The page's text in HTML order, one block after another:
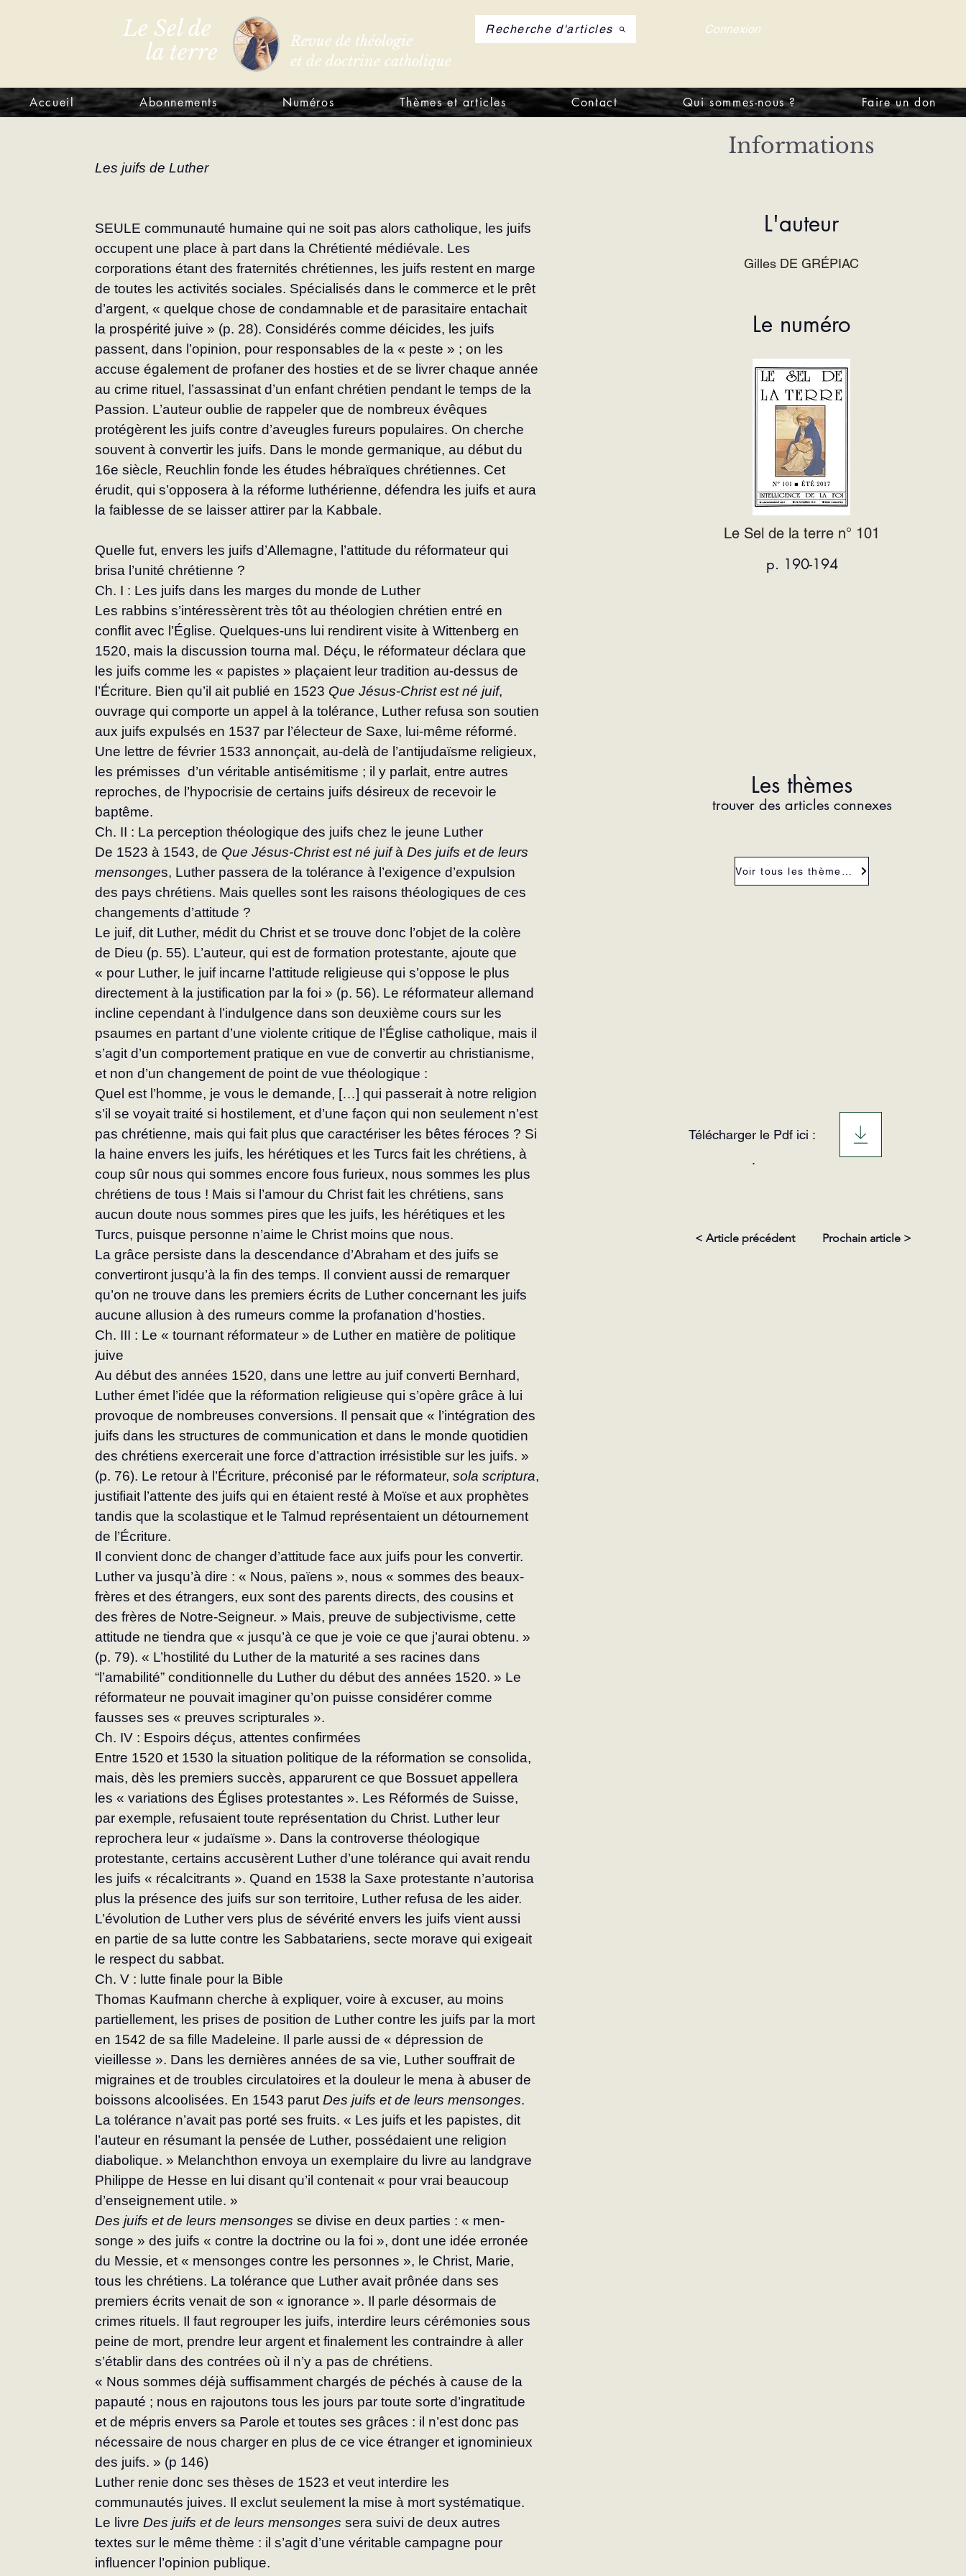
Le Sel de
la terre
Revue de théologie
et de doctrine catholique
Recherche d'articles Connexion
Accueil Abonnements Numéros Thèmes et articles Contact Qui sommes-nous ? Faire un don
Les juifs de Luther
SEULE communauté humaine qui ne soit pas alors catholique, les juifs
occupent une place à part dans la Chrétienté médiévale. Les
corporations étant des fraternités chrétiennes, les juifs restent en marge
de toutes les activités sociales. Spécialisés dans le commerce et le prêt
d’argent, « quelque chose de condamnable et de parasitaire entachait
la prospérité juive » (p. 28). Considérés comme déicides, les juifs
passent, dans l’opinion, pour responsables de la « peste » ; on les
accuse également de profaner des hosties et de se livrer chaque année
au crime rituel, l’assassinat d’un enfant chrétien pendant le temps de la
Passion. L’auteur oublie de rappeler que de nombreux évêques
protégèrent les juifs contre d’aveugles fureurs populaires. On cherche
souvent à convertir les juifs. Dans le monde germanique, au début du
16e siècle, Reuchlin fonde les études hébraïques chrétiennes. Cet
érudit, qui s’opposera à la réforme luthérienne, défendra les juifs et aura
la faiblesse de se laisser attirer par la Kabbale.
Quelle fut, envers les juifs d’Allemagne, l’attitude du réformateur qui
brisa l’unité chrétienne ?
Ch. I : Les juifs dans les marges du monde de Luther
Les rabbins s’intéressèrent très tôt au théologien chrétien entré en
conflit avec l’Église. Quelques-uns lui rendirent visite à Wittenberg en
1520, mais la discussion tourna mal. Déçu, le réformateur déclara que
les juifs comme les « papistes » plaçaient leur tradition au-dessus de
l’Écriture. Bien qu’il ait publié en 1523 Que Jésus-Christ est né juif,
ouvrage qui comporte un appel à la tolérance, Luther refusa son soutien
aux juifs expulsés en 1537 par l’électeur de Saxe, lui-même réformé.
Une lettre de février 1533 annonçait, au-delà de l’antijudaïsme religieux,
les prémisses  d’un véritable antisémitisme ; il y parlait, entre autres
reproches, de l’hypo­crisie de certains juifs désireux de recevoir le
baptême.
Ch. II : La perception théologique des juifs chez le jeune Luther
De 1523 à 1543, de Que Jésus-Christ est né juif à Des juifs et de leurs
mensonges, Luther passera de la tolérance à l’exigence d’expulsion
des pays chrétiens. Mais quelles sont les raisons théologiques de ces
changements d’attitude ?
Le juif, dit Luther, médit du Christ et se trouve donc l’objet de la colère
de Dieu (p. 55). L’auteur, qui est de formation protestante, ajoute que
« pour Luther, le juif incarne l’attitude religieuse qui s’oppose le plus
directement à la justification par la foi » (p. 56). Le réformateur allemand
incline cependant à l’indulgence dans son deuxième cours sur les
psaumes en partant d’une violente critique de l’Église catholique, mais il
s’agit d’un comportement pratique en vue de convertir au christianisme,
et non d’un changement de point de vue théologique :
Quel est l’homme, je vous le demande, […] qui passerait à notre religion
s’il se voyait traité si hostilement, et d’une façon qui non seulement n’est
pas chrétienne, mais qui fait plus que caractériser les bêtes féroces ? Si
la haine envers les juifs, les hérétiques et les Turcs fait les chrétiens, à
coup sûr nous qui sommes encore fous furieux, nous sommes les plus
chrétiens de tous ! Mais si l’amour du Christ fait les chrétiens, sans
aucun doute nous sommes pires que les juifs, les hérétiques et les
Turcs, puisque personne n’aime le Christ moins que nous.
La grâce persiste dans la descendance d’Abraham et des juifs se
convertiront jusqu’à la fin des temps. Il convient aussi de remarquer
qu’on ne trouve dans les premiers écrits de Luther concernant les juifs
aucune allusion à des rumeurs comme la profanation d’hosties.
Ch. III : Le « tournant réformateur » de Luther en matière de politique
juive
Au début des années 1520, dans une lettre au juif converti Bernhard,
Luther émet l’idée que la réformation religieuse qui s’opère grâce à lui
provoque de nombreuses conversions. Il pensait que « l’intégration des
juifs dans les structures de communication et dans le monde quotidien
des chrétiens exercerait une force d’attrac­tion irrésistible sur les juifs. »
(p. 76). Le retour à l’Écriture, préconisé par le réformateur, sola scriptura,
justifiait l’attente des juifs qui en étaient resté à Moïse et aux prophètes
tandis que la scolastique et le Talmud représentaient un détournement
de l’Écriture.
Il convient donc de changer d’attitude face aux juifs pour les convertir.
Luther va jusqu’à dire : « Nous, païens », nous « sommes des beaux-
frères et des étrangers, eux sont des parents directs, des cousins et
des frères de Notre-Seigneur. » Mais, preuve de subjectivisme, cette
attitude ne tiendra que « jusqu’à ce que je voie ce que j’aurai obtenu. »
(p. 79). « L’hosti­lité du Luther de la maturité a ses racines dans
“l’amabilité” conditionnelle du Luther du début des années 1520. » Le
réformateur ne pouvait imaginer qu’on puisse considérer comme
fausses ses « preuves scripturales ».
Ch. IV : Espoirs déçus, attentes confirmées
Entre 1520 et 1530 la situation politique de la réformation se consolida,
mais, dès les premiers succès, apparurent ce que Bossuet appellera
les « variations des Églises protestantes ». Les Réformés de Suisse,
par exemple, refusaient toute représentation du Christ. Luther leur
reprochera leur « judaïsme ». Dans la controverse théologique
protestante, certains accusèrent Luther d’une tolérance qui avait rendu
les juifs « récalcitrants ». Quand en 1538 la Saxe protestante n’autorisa
plus la présence des juifs sur son territoire, Luther refusa de les aider.
L’évolution de Luther vers plus de sévérité envers les juifs vient aussi
en partie de sa lutte contre les Sabbatariens, secte morave qui exigeait
le respect du sabbat.
Ch. V : lutte finale pour la Bible
Thomas Kaufmann cherche à expliquer, voire à excuser, au moins
partiellement, les prises de position de Luther contre les juifs par la mort
en 1542 de sa fille Madeleine. Il parle aussi de « dépres­sion de
vieillesse ». Dans les dernières années de sa vie, Luther souffrait de
migraines et de troubles circulatoires et la douleur le mena à abuser de
boissons alcoolisées. En 1543 parut Des juifs et de leurs mensonges.
La tolérance n’avait pas porté ses fruits. « Les juifs et les papistes, dit
l’auteur en résumant la pensée de Luther, possédaient une religion
diabolique. » Melanchthon envoya un exemplaire du livre au landgrave
Philippe de Hesse en lui disant qu’il contenait « pour vrai beaucoup
d’enseignement utile. »
Des juifs et de leurs mensonges se divise en deux parties : « men­
songe » des juifs « contre la doctrine ou la foi », dont une idée erronée
du Messie, et « mensonges contre les personnes », le Christ, Marie,
tous les chrétiens. La tolérance que Luther avait prônée dans ses
premiers écrits venait de son « ignorance ». Il parle désormais de
crimes rituels. Il faut regrouper les juifs, interdire leurs cérémonies sous
peine de mort, prendre leur argent et finalement les contraindre à aller
s’établir dans des contrées où il n’y a pas de chrétiens.
« Nous sommes déjà suffisamment chargés de péchés à cause de la
papauté ; nous en rajoutons tous les jours par toute sorte d’ingratitude
et de mépris envers sa Parole et toutes ses grâces : il n’est donc pas
nécessaire de nous charger en plus de ce vice étranger et ignominieux
des juifs. » (p 146)
Luther renie donc ses thèses de 1523 et veut interdire les
communautés juives. Il exclut seulement la mise à mort systématique.
Le livre Des juifs et de leurs mensonges sera suivi de deux autres
textes sur le même thème : il s’agit d’une véritable campagne pour
influencer l’opinion publique.
Informations
L'auteur
Gilles DE GRÉPIAC
Le numéro
Le Sel de la terre n° 101
p. 190-194
Les thèmes
trouver des articles connexes
Télécharger le Pdf ici :
.
< Article précédent Prochain article >